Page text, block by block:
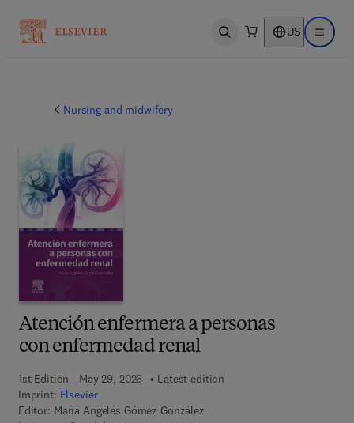
Open search US Open
Nursing and midwifery
Atención enfermera a personas
con enfermedad renal
1st Edition - May 29, 2026
Latest edition
Imprint: Elsevier
Editor: María Angeles Gómez González